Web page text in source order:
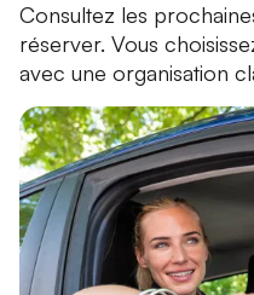
Consultez les
réserver. Vous
avec une organisation